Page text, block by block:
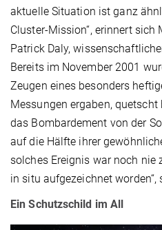
aktuelle Situation ist ganz
Cluster-Mission“, erinnert sich
Patrick Daly,
Bereits im November 2001
Zeugen eines besonders
Messungen ergaben,
das Bombardement von der
auf die Hälfte ihrer
solches Ereignis war noch
in situ aufgezeichnet worden“,
Ein Schutzschild im All